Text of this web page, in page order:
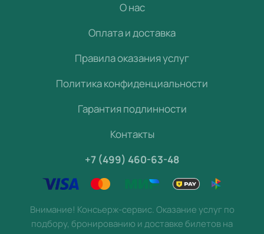
О нас
Оплата и доставка
Правила оказания услуг
Политика конфиденциальности
Гарантия подлинности
Контакты
+7 (499) 460-63-48
Внимание! Консьерж-сервис. Оказание услуг по
подбору, бронированию и доставке билетов на